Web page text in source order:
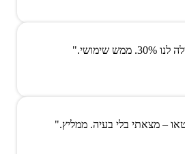
שימושי."
– מצאתי בלי בעיה. ממליץ."